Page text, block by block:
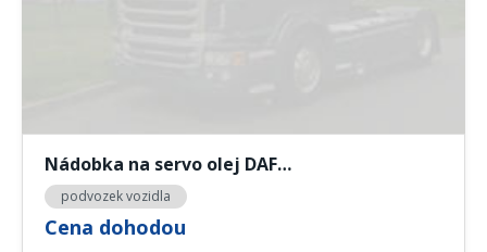
Nádobka na servo olej DAF…
podvozek vozidla
Cena dohodou